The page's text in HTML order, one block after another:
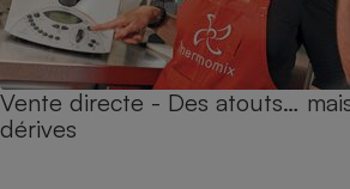
Vente directe - Des atouts…
dérives